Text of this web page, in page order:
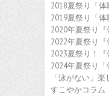
2018夏祭り「体
2019夏祭り「体
2020年夏祭り『
2022年夏祭り『
2023夏祭り！『
2024年夏祭り「
「泳がない」
すこやかコラム